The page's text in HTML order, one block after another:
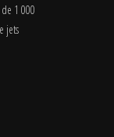
1 000
jets